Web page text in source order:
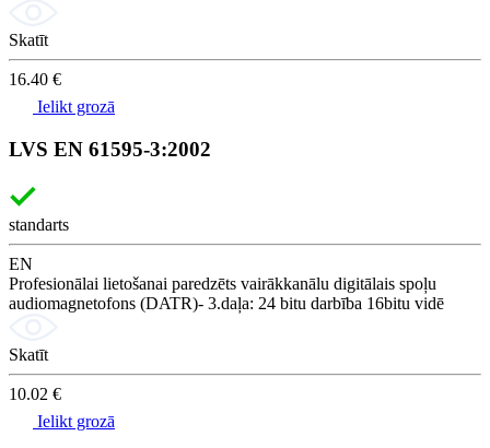
Skatīt
16.40 €
Ielikt grozā
LVS EN 61595-3:2002
standarts
EN
Profesionālai lietošanai paredzēts vairākkanālu digitālais spoļu
audiomagnetofons (DATR)- 3.daļa: 24 bitu darbība 16bitu vidē
Skatīt
10.02 €
Ielikt grozā